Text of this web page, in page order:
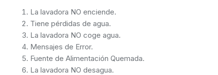
La lavadora NO enciende.
Tiene pérdidas de agua.
La lavadora NO coge agua.
Mensajes de Error.
Fuente de Alimentación Quemada.
La lavadora NO desagua.